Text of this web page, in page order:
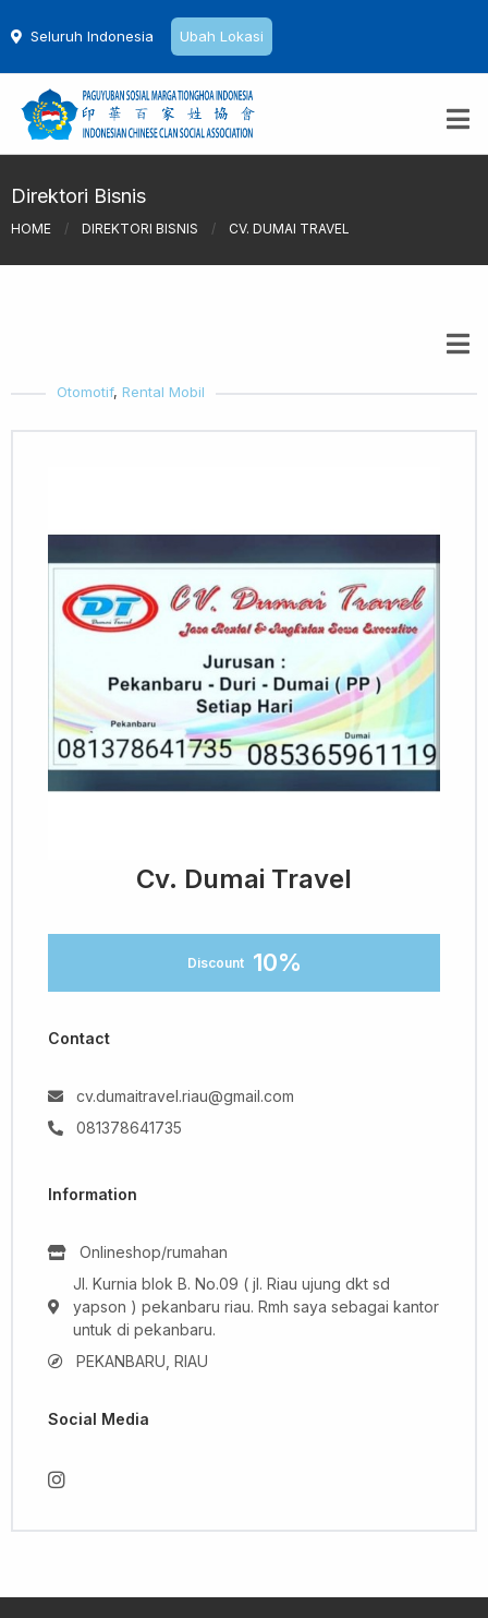
Seluruh Indonesia Ubah Lokasi
Direktori Bisnis
HOME / DIREKTORI BISNIS / CV. DUMAI TRAVEL
Otomotif, Rental Mobil
Cv. Dumai Travel
Discount 10%
Contact
cv.dumaitravel.riau@gmail.com
081378641735
Information
Onlineshop/rumahan
Jl. Kurnia blok B. No.09 ( jl. Riau ujung dkt sd
yapson ) pekanbaru riau. Rmh saya sebagai kantor
untuk di pekanbaru.
PEKANBARU, RIAU
Social Media